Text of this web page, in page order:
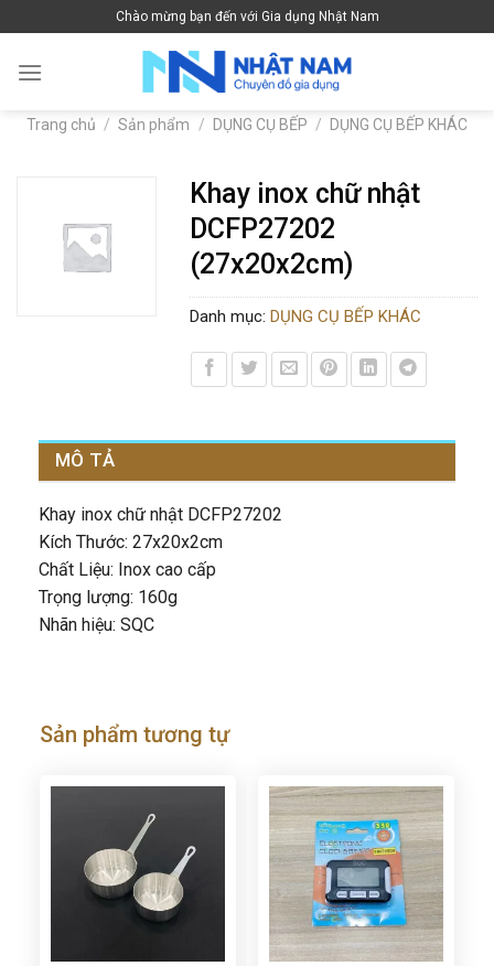
to
content
Chào mừng bạn đến với Gia dụng Nhật Nam
Trang chủ / Sản phẩm / DỤNG CỤ BẾP / DỤNG CỤ BẾP KHÁC
Khay inox chữ nhật
DCFP27202
(27x20x2cm)
Danh mục: DỤNG CỤ BẾP KHÁC
MÔ TẢ
Khay inox chữ nhật DCFP27202
Kích Thước: 27x20x2cm
Chất Liệu: Inox cao cấp
Trọng lượng: 160g
Nhãn hiệu: SQC
Sản phẩm tương tự